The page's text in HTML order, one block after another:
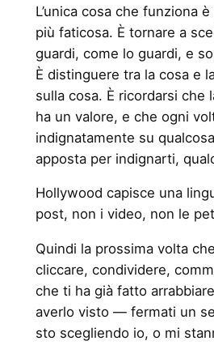
L’unica cosa che funziona
più faticosa. È tornare a
guardi, come lo guardi, e
È distinguere tra la cosa e
sulla cosa. È ricordarsi che
ha un valore, e che ogni
indignatamente su
apposta per indignarti,
Hollywood capisce una
post, non i video, non le
Quindi la prossima volta
cliccare, condividere,
che ti ha già fatto
averlo visto — fermati un
sto scegliendo io, o mi